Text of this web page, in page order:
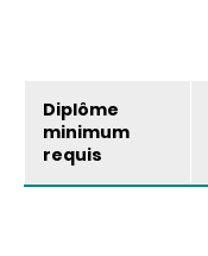
Diplôme
minimum
requis